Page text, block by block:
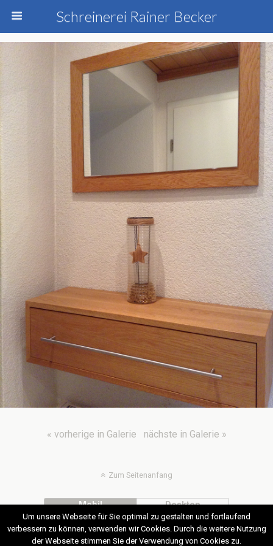
Schreinerei Rainer Becker
« vorherige in Galerie nächste in Galerie »
Zum Seitenanfang
Mobil Desktop
Um unsere Webseite für Sie optimal zu gestalten und fortlaufend
verbessern zu können, verwenden wir Cookies. Durch die weitere Nutzung
der Webseite stimmen Sie der Verwendung von Cookies zu.